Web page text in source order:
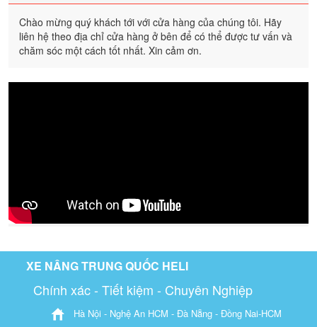
Chào mừng quý khách tới với cửa hàng của chúng tôi. Hãy
liên hệ theo địa chỉ cửa hàng ở bên để có thể được tư vấn và
chăm sóc một cách tốt nhất. Xin cảm ơn.
XE NÂNG TRUNG QUỐC HELI
Chính xác - Tiết kiệm - Chuyên Nghiệp
Hà Nội - Nghệ An HCM - Đà Nẵng - Đồng Nai-HCM